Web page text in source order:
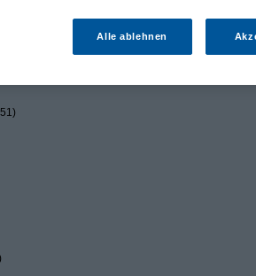
Alle ablehnen